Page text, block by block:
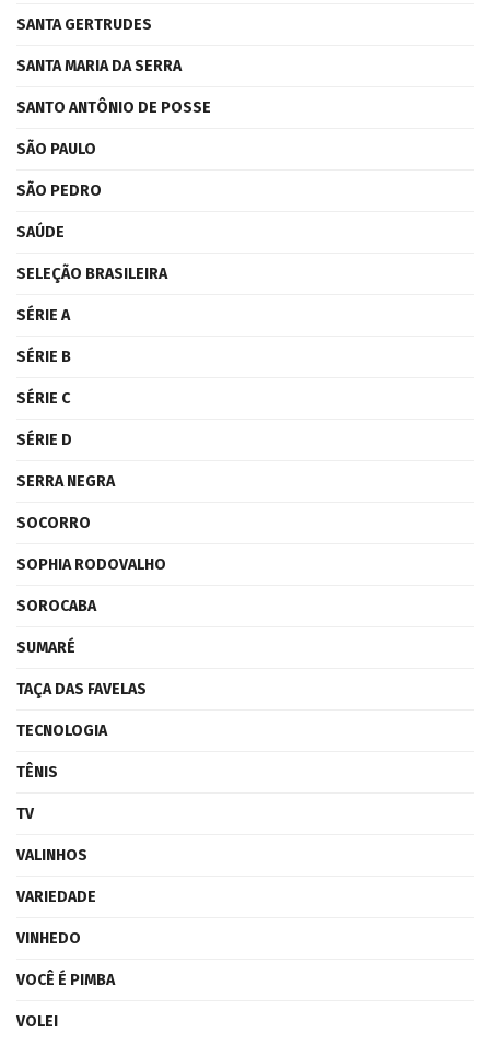
SANTA GERTRUDES
SANTA MARIA DA SERRA
SANTO ANTÔNIO DE POSSE
SÃO PAULO
SÃO PEDRO
SAÚDE
SELEÇÃO BRASILEIRA
SÉRIE A
SÉRIE B
SÉRIE C
SÉRIE D
SERRA NEGRA
SOCORRO
SOPHIA RODOVALHO
SOROCABA
SUMARÉ
TAÇA DAS FAVELAS
TECNOLOGIA
TÊNIS
TV
VALINHOS
VARIEDADE
VINHEDO
VOCÊ É PIMBA
VOLEI